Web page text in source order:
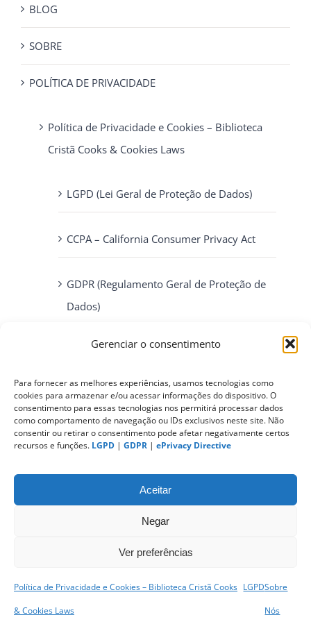
Gerenciar o consentimento
Para fornecer as melhores experiências, usamos tecnologias como
cookies para armazenar e/ou acessar informações do dispositivo. O
consentimento para essas tecnologias nos permitirá processar dados
como comportamento de navegação ou IDs exclusivos neste site. Não
consentir ou retirar o consentimento pode afetar negativamente certos
recursos e funções. LGPD | GDPR | ePrivacy Directive
Aceitar
Negar
Ver preferências
Política de Privacidade e Cookies – Biblioteca Cristã Cooks
& Cookies Laws
LGPDSobre
Nós
BLOG
SOBRE
POLÍTICA DE PRIVACIDADE
Política de Privacidade e Cookies – Biblioteca
Cristã Cooks & Cookies Laws
LGPD (Lei Geral de Proteção de Dados)
CCPA – California Consumer Privacy Act
GDPR (Regulamento Geral de Proteção de
Dados)
ePrivacy Directive (Diretiva ePrivacidade)
PIPEDA (Personal Information Protection
and Electronic Documents Act)